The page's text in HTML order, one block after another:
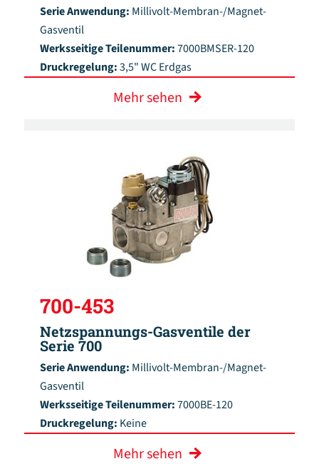
Serie Anwendung: Millivolt-Membran-/Magnet-
Gasventil
Werksseitige Teilenummer:7000BMSER-120
Druckregelung:3,5" WC Erdgas
Mehr sehen
700-453
Netzspannungs-Gasventile der
Serie 700
Serie Anwendung: Millivolt-Membran-/Magnet-
Gasventil
Werksseitige Teilenummer:7000BE-120
Druckregelung: Keine
Mehr sehen